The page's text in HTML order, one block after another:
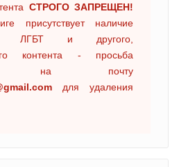
СТРОГО ЗАПРЕЩЕН!
присутствует наличие
ЛГБТ и другого,
контента - просьба
на почту
для удаления